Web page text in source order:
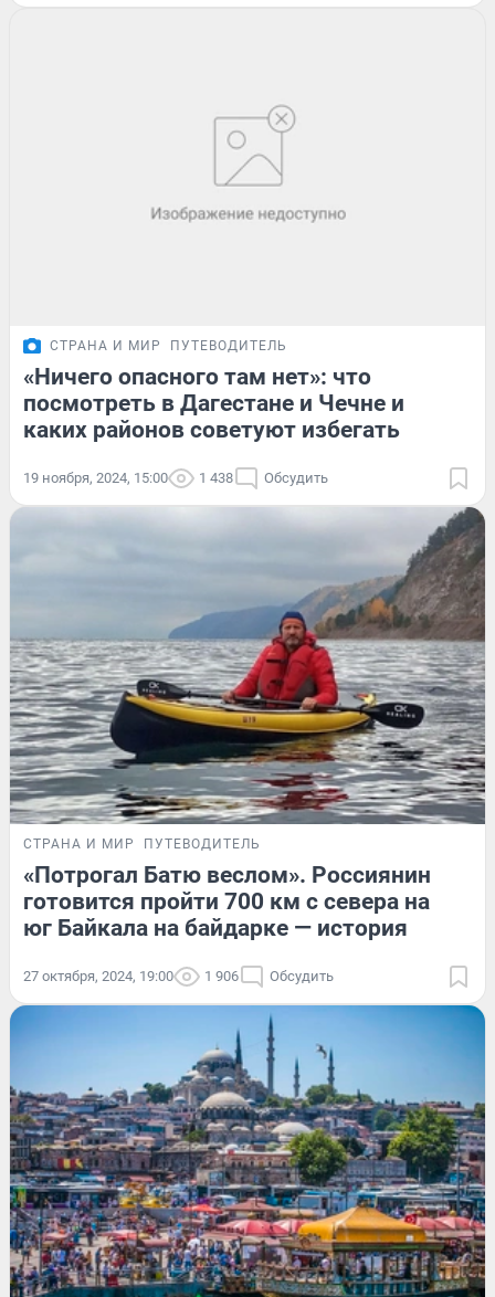
СТРАНА И МИР ПУТЕВОДИТЕЛЬ
«Ничего опасного там нет»: что
посмотреть в Дагестане и Чечне и
каких районов советуют избегать
19 ноября, 2024, 15:00 1 438 Обсудить
СТРАНА И МИР ПУТЕВОДИТЕЛЬ
«Потрогал Батю веслом». Россиянин
готовится пройти 700 км с севера на
юг Байкала на байдарке — история
27 октября, 2024, 19:00 1 906 Обсудить